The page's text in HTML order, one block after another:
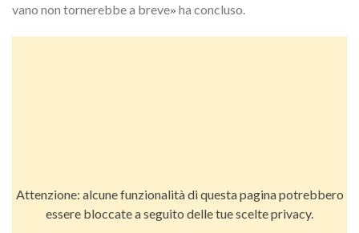
vano non tornerebbe a breve» ha concluso.
Attenzione: alcune funzionalità di questa pagina potrebbero
essere bloccate a seguito delle tue scelte privacy.